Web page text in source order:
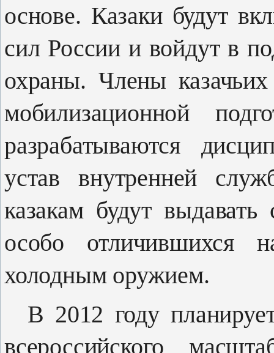
основе. Казаки будут
сил России и войдут в
охраны. Члены
мобилизационной
разрабатываются
устав внутренней
казакам будут
особо отличивших­ся
холодным оружием.
В 2012 году
всерос­сийского